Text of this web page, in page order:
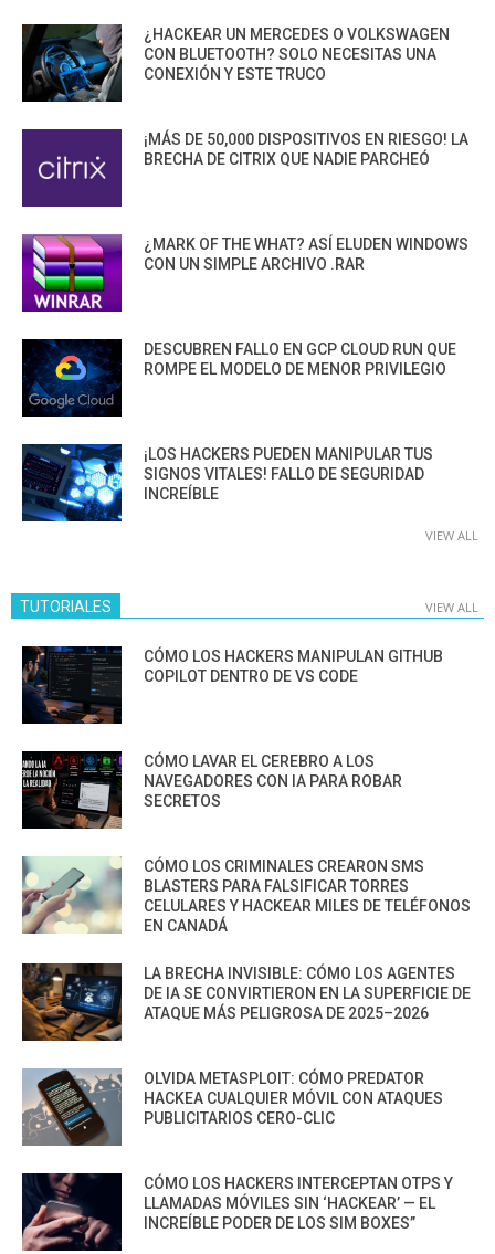
¿HACKEAR UN MERCEDES O VOLKSWAGEN
CON BLUETOOTH? SOLO NECESITAS UNA
CONEXIÓN Y ESTE TRUCO
¡MÁS DE 50,000 DISPOSITIVOS EN RIESGO! LA
BRECHA DE CITRIX QUE NADIE PARCHEÓ
¿MARK OF THE WHAT? ASÍ ELUDEN WINDOWS
CON UN SIMPLE ARCHIVO .RAR
DESCUBREN FALLO EN GCP CLOUD RUN QUE
ROMPE EL MODELO DE MENOR PRIVILEGIO
¡LOS HACKERS PUEDEN MANIPULAR TUS
SIGNOS VITALES! FALLO DE SEGURIDAD
INCREÍBLE
VIEW ALL
TUTORIALES VIEW ALL
CÓMO LOS HACKERS MANIPULAN GITHUB
COPILOT DENTRO DE VS CODE
CÓMO LAVAR EL CEREBRO A LOS
NAVEGADORES CON IA PARA ROBAR
SECRETOS
CÓMO LOS CRIMINALES CREARON SMS
BLASTERS PARA FALSIFICAR TORRES
CELULARES Y HACKEAR MILES DE TELÉFONOS
EN CANADÁ
LA BRECHA INVISIBLE: CÓMO LOS AGENTES
DE IA SE CONVIRTIERON EN LA SUPERFICIE DE
ATAQUE MÁS PELIGROSA DE 2025–2026
OLVIDA METASPLOIT: CÓMO PREDATOR
HACKEA CUALQUIER MÓVIL CON ATAQUES
PUBLICITARIOS CERO-CLIC
CÓMO LOS HACKERS INTERCEPTAN OTPS Y
LLAMADAS MÓVILES SIN ‘HACKEAR’ — EL
INCREÍBLE PODER DE LOS SIM BOXES”